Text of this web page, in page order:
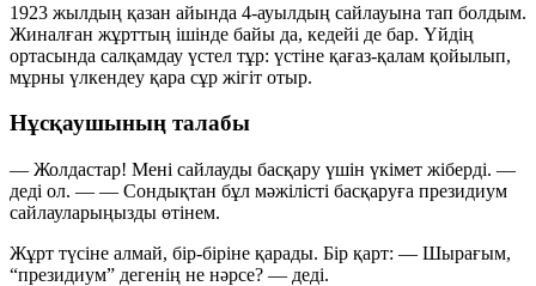
1923 жылдың қазан айында 4-ауылдың сайлауына тап болдым.
Жиналған жұрттың ішінде байы да, кедейі де бар. Үйдің
ортасында салқамдау үстел тұр: үстіне қағаз-қалам қойылып,
мұрны үлкендеу қара сұр жігіт отыр.
Нұсқаушының талабы
— Жолдастар! Мені сайлауды басқару үшін үкімет жіберді. —
деді ол. — — Сондықтан бұл мәжілісті басқаруға президиум
сайлауларыңызды өтінем.
Жұрт түсіне алмай, бір-біріне қарады. Бір қарт: — Шырағым,
“президиум” дегенің не нәрсе? — деді.